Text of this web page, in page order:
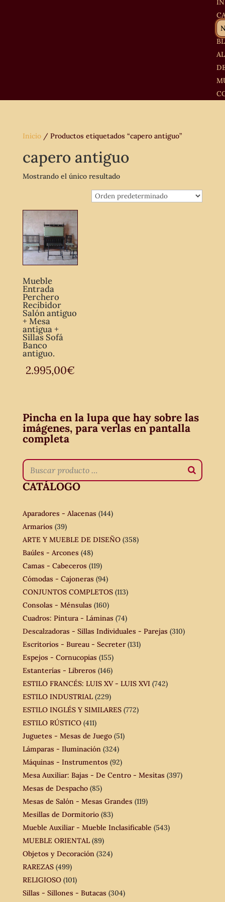
Inicio/ Productos etiquetados “capero antiguo”
capero antiguo
Mostrando el único resultado
Mueble
Entrada
Perchero
Recibidor
Salón antiguo
+ Mesa
antigua +
Sillas Sofá
Banco
antiguo.
2.995,00€
Pincha en la lupa que hay sobre las
imágenes, para verlas en pantalla
completa
CATÁLOGO
Aparadores - Alacenas (144)
Armarios (39)
ARTE Y MUEBLE DE DISEÑO (358)
Baúles - Arcones (48)
Camas - Cabeceros (119)
Cómodas - Cajoneras (94)
CONJUNTOS COMPLETOS (113)
Consolas - Ménsulas (160)
Cuadros: Pintura - Láminas (74)
Descalzadoras - Sillas Individuales - Parejas (310)
Escritorios - Bureau - Secreter (131)
Espejos - Cornucopias (155)
Estanterías - Libreros (146)
ESTILO FRANCÉS: LUIS XV - LUIS XVI (742)
ESTILO INDUSTRIAL (229)
ESTILO INGLÉS Y SIMILARES (772)
ESTILO RÚSTICO (411)
Juguetes - Mesas de Juego (51)
Lámparas - Iluminación (324)
Máquinas - Instrumentos (92)
Mesa Auxiliar: Bajas - De Centro - Mesitas (397)
Mesas de Despacho (85)
Mesas de Salón - Mesas Grandes (119)
Mesillas de Dormitorio (83)
Mueble Auxiliar - Mueble Inclasificable (543)
MUEBLE ORIENTAL (89)
Objetos y Decoración (324)
RAREZAS (499)
RELIGIOSO (101)
Sillas - Sillones - Butacas (304)